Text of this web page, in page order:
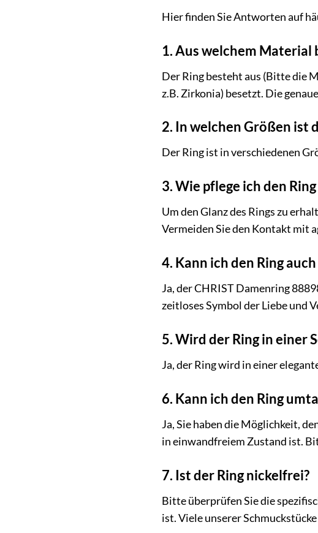
Hier finden Sie Antworten auf
1. Aus welchem Material
Der Ring besteht aus (Bitte die
z.B. Zirkonia) besetzt. Die
2. In welchen Größen ist
Der Ring ist in verschiedenen
3. Wie pflege ich den
Um den Glanz des Rings zu
Vermeiden Sie den Kontakt mit
4. Kann ich den Ring
Ja, der CHRIST Damenring
zeitloses Symbol der Liebe und
5. Wird der Ring in einer
Ja, der Ring wird in einer
6. Kann ich den Ring
Ja, Sie haben die Möglichkeit,
in einwandfreiem Zustand ist.
7. Ist der Ring nickelfrei?
Bitte überprüfen Sie die
ist. Viele unserer